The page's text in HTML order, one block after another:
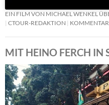
EIN FILM VON MICHAEL WENKEL
CTOUR-REDAKTION
MIT HEINO FERCH IN